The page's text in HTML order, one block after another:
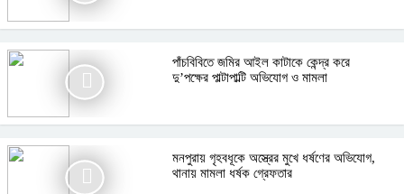
পাঁচবিবিতে জমির আইল কাটাকে কেন্দ্র করে
দু’পক্ষের পাল্টাপাল্টি অভিযোগ ও মামলা
মনপুরায় গৃহবধূকে অস্ত্রের মুখে ধর্ষণের অভিযোগ,
থানায় মামলা ধর্ষক গ্রেফতার